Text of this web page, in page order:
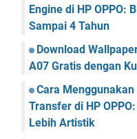
Engine di HP OPPO:
Sampai 4 Tahun
Download
A07 Gratis dengan
Cara
Transfer di HP
Lebih Artistik